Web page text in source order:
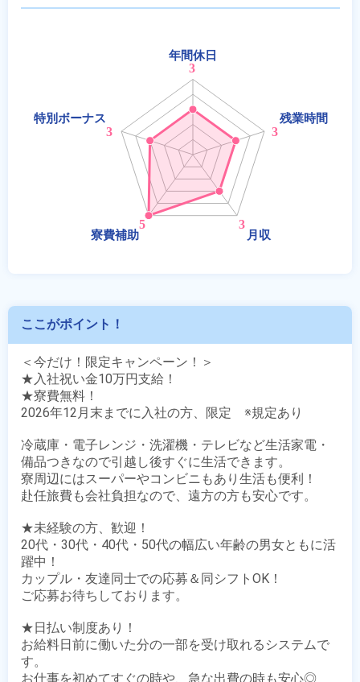
ここがポイント！
＜今だけ！限定キャンペーン！＞
★入社祝い金10万円支給！
★寮費無料！
2026年12月末までに入社の方、限定　※規定あり
冷蔵庫・電子レンジ・洗濯機・テレビなど生活家電・
備品つきなので引越し後すぐに生活できます。
寮周辺にはスーパーやコンビニもあり生活も便利！
赴任旅費も会社負担なので、遠方の方も安心です。
★未経験の方、歓迎！
20代・30代・40代・50代の幅広い年齢の男女ともに活
躍中！
カップル・友達同士での応募＆同シフトOK！
ご応募お待ちしております。
★日払い制度あり！
お給料日前に働いた分の一部を受け取れるシステムで
す。
お仕事を初めてすぐの時や、急な出費の時も安心◎